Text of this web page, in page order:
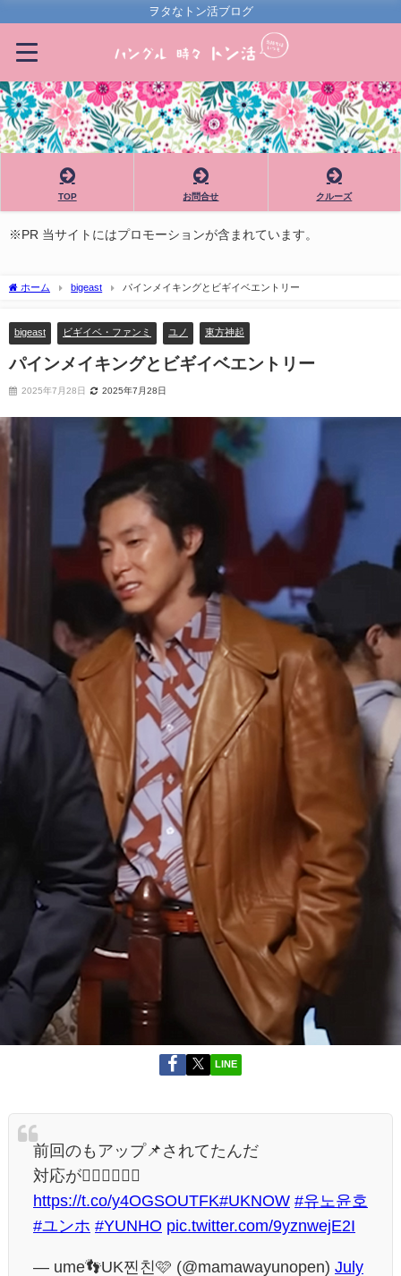
ヲタなトン活ブログ
TOP お問合せ クルーズ
※PR 当サイトにはプロモーションが含まれています。
ホーム bigeast パインメイキングとビギイベエントリー
bigeast ビギイベ・ファンミ ユノ 東方神起
パインメイキングとビギイベエントリー
2025年7月28日 2025年7月28日
LINE
前回のもアップ📌されてたんだ
対応が👍🏻👍🏻👍🏻
https://t.co/y4OGSOUTFK#UKNOW #유노윤호
#ユンホ #YUNHO pic.twitter.com/9yznwejE2I
— ume👣UK찐친🩷 (@mamawayunopen) July